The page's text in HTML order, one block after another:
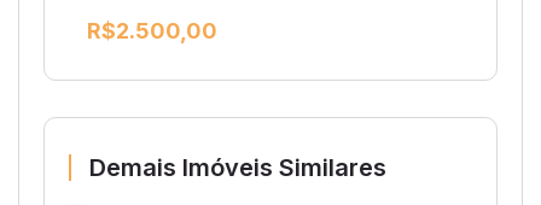
R$2.500,00
Demais Imóveis Similares